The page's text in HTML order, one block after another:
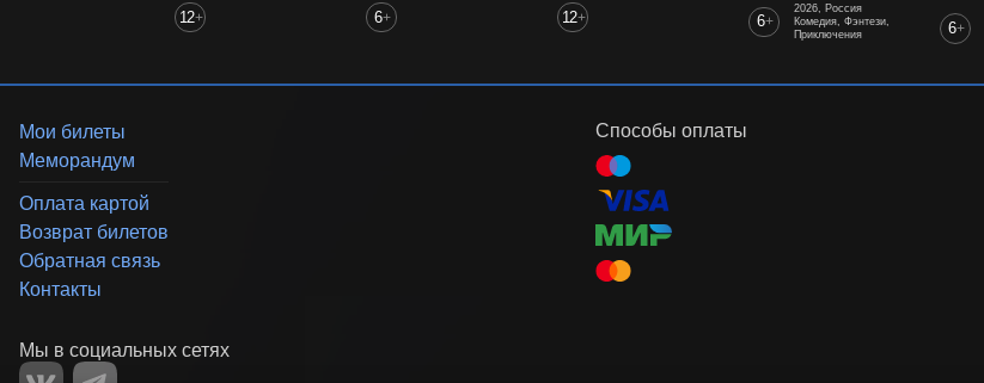
12+ 6+ 12+ 6+
2026, Россия
Комедия, Фэнтези,
Приключения
6+
Мои билеты
Меморандум
Оплата картой
Возврат билетов
Обратная связь
Контакты
Способы оплаты